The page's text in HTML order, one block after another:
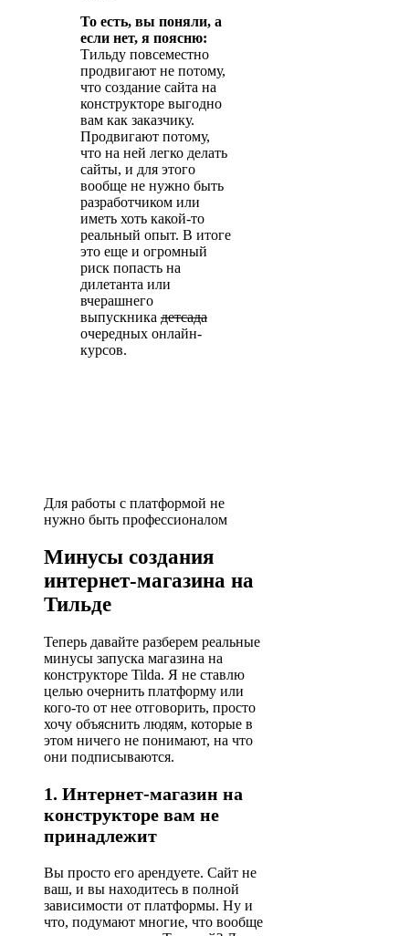
То есть, вы поняли, а
если нет, я поясню:
Тильду повсеместно
продвигают не потому,
что создание сайта на
конструкторе выгодно
вам как заказчику.
Продвигают потому,
что на ней легко делать
сайты, и для этого
вообще не нужно быть
разработчиком или
иметь хоть какой-то
реальный опыт. В итоге
это еще и огромный
риск попасть на
дилетанта или
вчерашнего
выпускника детсада
очередных онлайн-
курсов.
Для работы с платформой не
нужно быть профессионалом
Минусы создания
интернет-магазина на
Тильде
Теперь давайте разберем реальные
минусы запуска магазина на
конструкторе Tilda. Я не ставлю
целью очернить платформу или
кого-то от нее отговорить, просто
хочу объяснить людям, которые в
этом ничего не понимают, на что
они подписываются.
1. Интернет-магазин на
конструкторе вам не
принадлежит
Вы просто его арендуете. Сайт не
ваш, и вы находитесь в полной
зависимости от платформы. Ну и
что, подумают многие, что вообще